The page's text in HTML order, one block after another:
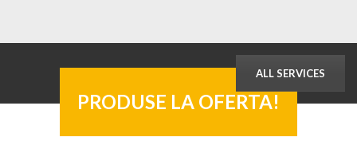
ALL SERVICES
PRODUSE LA OFERTA!